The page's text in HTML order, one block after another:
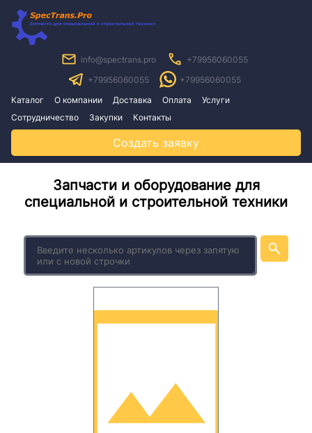
info@spectrans.pro
+79956060055
+79956060055
+79956060055
Каталог
О компании Доставка Оплата
Услуги
Сотрудничество
Закупки Контакты
Создать заявку
Запчасти и оборудование для
специальной и строительной техники